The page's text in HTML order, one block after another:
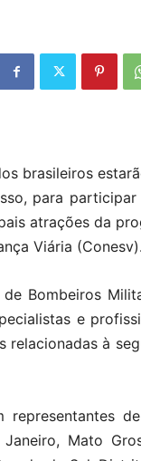
brasileiros
para
atrações da
Viária (Conesv).
Bombeiros
e
relacionadas à
Mato